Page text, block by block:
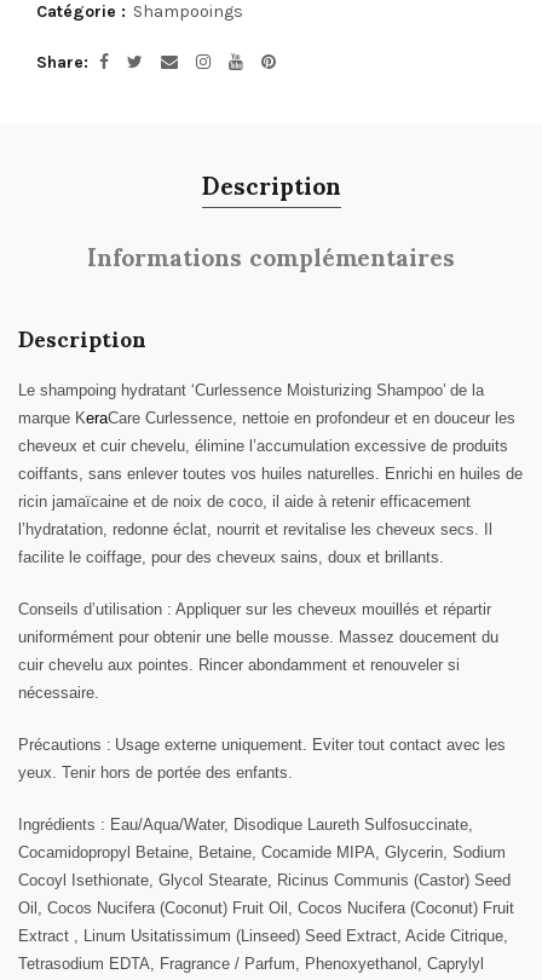
Catégorie : Shampooings
Share
Description
Informations complémentaires
Description
Le shampoing hydratant ‘Curlessence Moisturizing Shampoo’ de la
marque KeraCare Curlessence, nettoie en profondeur et en douceur les
cheveux et cuir chevelu, élimine l’accumulation excessive de produits
coiffants, sans enlever toutes vos huiles naturelles. Enrichi en huiles de
ricin jamaïcaine et de noix de coco, il aide à retenir efficacement
l’hydratation, redonne éclat, nourrit et revitalise les cheveux secs. Il
facilite le coiffage, pour des cheveux sains, doux et brillants.
Conseils d’utilisation : Appliquer sur les cheveux mouillés et répartir
uniformément pour obtenir une belle mousse. Massez doucement du
cuir chevelu aux pointes. Rincer abondamment et renouveler si
nécessaire.
Précautions : Usage externe uniquement. Eviter tout contact avec les
yeux. Tenir hors de portée des enfants.
Ingrédients : Eau/Aqua/Water, Disodique Laureth Sulfosuccinate,
Cocamidopropyl Betaine, Betaine, Cocamide MIPA, Glycerin, Sodium
Cocoyl Isethionate, Glycol Stearate, Ricinus Communis (Castor) Seed
Oil, Cocos Nucifera (Coconut) Fruit Oil, Cocos Nucifera (Coconut) Fruit
Extract , Linum Usitatissimum (Linseed) Seed Extract, Acide Citrique,
Tetrasodium EDTA, Fragrance / Parfum, Phenoxyethanol, Caprylyl